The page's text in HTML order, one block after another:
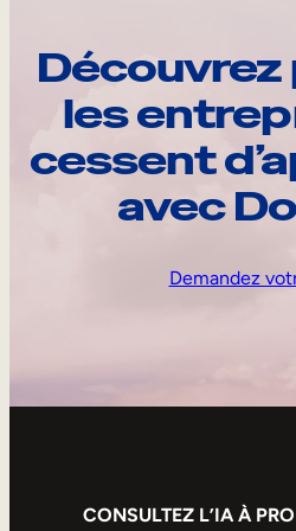
les
cessent
avec
Demandez
CONSULTEZ L’IA À